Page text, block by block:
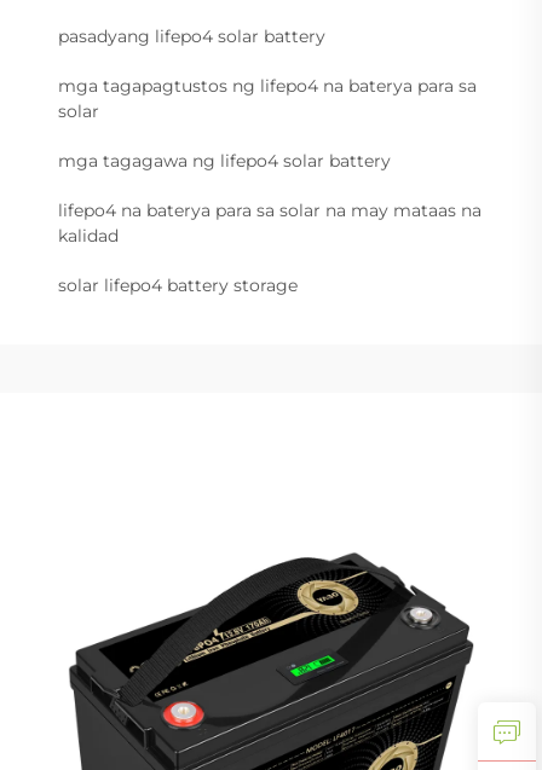
pasadyang lifepo4 solar battery
mga tagapagtustos ng lifepo4 na baterya para sa
solar
mga tagagawa ng lifepo4 solar battery
lifepo4 na baterya para sa solar na may mataas na
kalidad
solar lifepo4 battery storage